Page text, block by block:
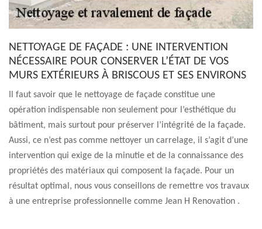
NETTOYAGE DE FAÇADE : UNE INTERVENTION
NÉCESSAIRE POUR CONSERVER L’ÉTAT DE VOS
MURS EXTÉRIEURS À BRISCOUS ET SES ENVIRONS
Il faut savoir que le nettoyage de façade constitue une
opération indispensable non seulement pour l’esthétique du
bâtiment, mais surtout pour préserver l’intégrité de la façade.
Aussi, ce n’est pas comme nettoyer un carrelage, il s’agit d’une
intervention qui exige de la minutie et de la connaissance des
propriétés des matériaux qui composent la façade. Pour un
résultat optimal, nous vous conseillons de remettre vos travaux
à une entreprise professionnelle comme Jean H Renovation .